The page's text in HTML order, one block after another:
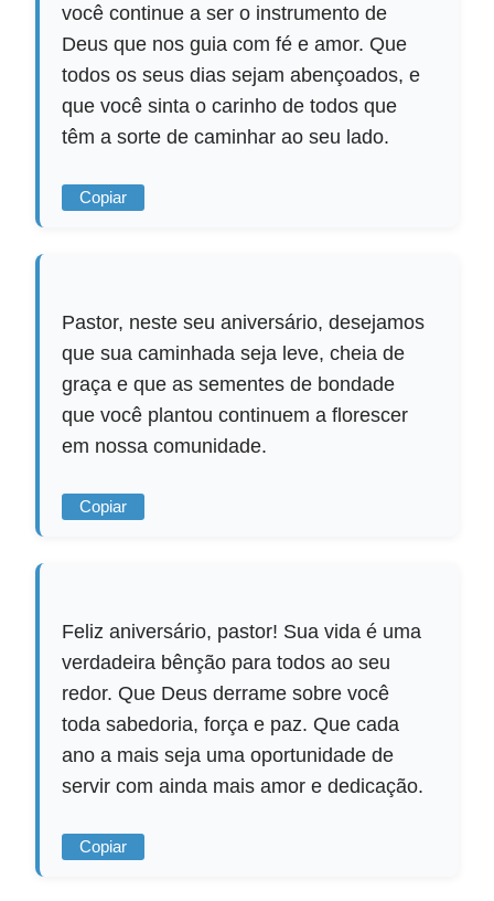
você continue a ser o instrumento de
Deus que nos guia com fé e amor. Que
todos os seus dias sejam abençoados, e
que você sinta o carinho de todos que
têm a sorte de caminhar ao seu lado.
Copiar
Pastor, neste seu aniversário, desejamos
que sua caminhada seja leve, cheia de
graça e que as sementes de bondade
que você plantou continuem a florescer
em nossa comunidade.
Copiar
Feliz aniversário, pastor! Sua vida é uma
verdadeira bênção para todos ao seu
redor. Que Deus derrame sobre você
toda sabedoria, força e paz. Que cada
ano a mais seja uma oportunidade de
servir com ainda mais amor e dedicação.
Copiar